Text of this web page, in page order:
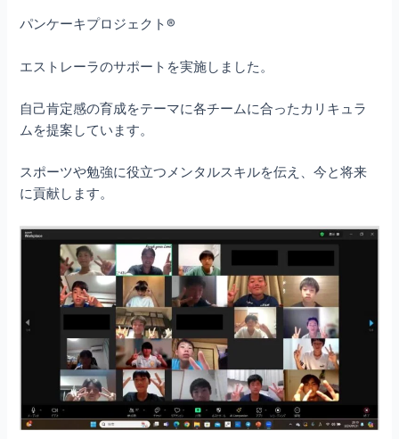
パンケーキプロジェクト®︎
エストレーラのサポートを実施しました。
自己肯定感の育成をテーマに各チームに合ったカリキュラ
ムを提案しています。
スポーツや勉強に役立つメンタルスキルを伝え、今と将来
に貢献します。